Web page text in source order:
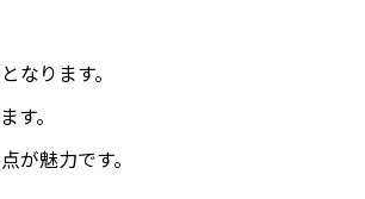
なります。
す。
が魅力です。